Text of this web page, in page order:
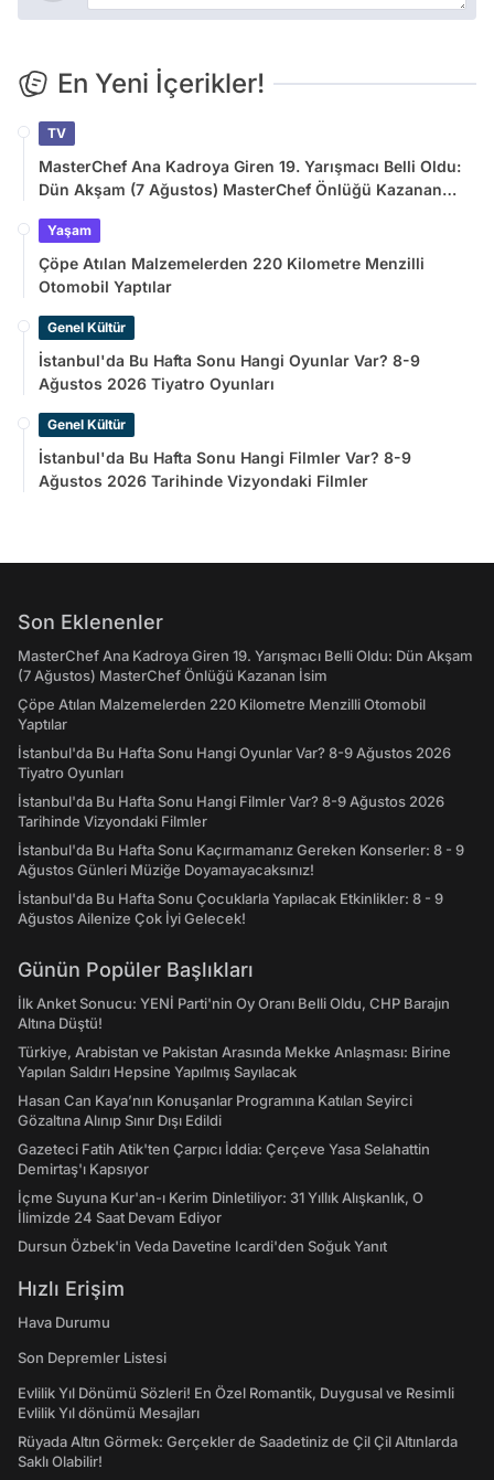
En Yeni İçerikler!
TV
MasterChef Ana Kadroya Giren 19. Yarışmacı Belli Oldu:
Dün Akşam (7 Ağustos) MasterChef Önlüğü Kazanan
Yaşam
Çöpe Atılan Malzemelerden 220 Kilometre Menzilli
Otomobil Yaptılar
Genel Kültür
İstanbul'da Bu Hafta Sonu Hangi Oyunlar Var? 8-9
Ağustos 2026 Tiyatro Oyunları
Genel Kültür
İstanbul'da Bu Hafta Sonu Hangi Filmler Var? 8-9
Ağustos 2026 Tarihinde Vizyondaki Filmler
Son Eklenenler
MasterChef Ana Kadroya Giren 19. Yarışmacı Belli Oldu: Dün Akşam
(7 Ağustos) MasterChef Önlüğü Kazanan İsim
Çöpe Atılan Malzemelerden 220 Kilometre Menzilli Otomobil
Yaptılar
İstanbul'da Bu Hafta Sonu Hangi Oyunlar Var? 8-9 Ağustos 2026
Tiyatro Oyunları
İstanbul'da Bu Hafta Sonu Hangi Filmler Var? 8-9 Ağustos 2026
Tarihinde Vizyondaki Filmler
İstanbul'da Bu Hafta Sonu Kaçırmamanız Gereken Konserler: 8 - 9
Ağustos Günleri Müziğe Doyamayacaksınız!
İstanbul'da Bu Hafta Sonu Çocuklarla Yapılacak Etkinlikler: 8 - 9
Ağustos Ailenize Çok İyi Gelecek!
Günün Popüler Başlıkları
İlk Anket Sonucu: YENİ Parti'nin Oy Oranı Belli Oldu, CHP Barajın
Altına Düştü!
Türkiye, Arabistan ve Pakistan Arasında Mekke Anlaşması: Birine
Yapılan Saldırı Hepsine Yapılmış Sayılacak
Hasan Can Kaya’nın Konuşanlar Programına Katılan Seyirci
Gözaltına Alınıp Sınır Dışı Edildi
Gazeteci Fatih Atik'ten Çarpıcı İddia: Çerçeve Yasa Selahattin
Demirtaş'ı Kapsıyor
İçme Suyuna Kur'an-ı Kerim Dinletiliyor: 31 Yıllık Alışkanlık, O
İlimizde 24 Saat Devam Ediyor
Dursun Özbek'in Veda Davetine Icardi'den Soğuk Yanıt
Hızlı Erişim
Hava Durumu
Son Depremler Listesi
Evlilik Yıl Dönümü Sözleri! En Özel Romantik, Duygusal ve Resimli
Evlilik Yıl dönümü Mesajları
Rüyada Altın Görmek: Gerçekler de Saadetiniz de Çil Çil Altınlarda
Saklı Olabilir!